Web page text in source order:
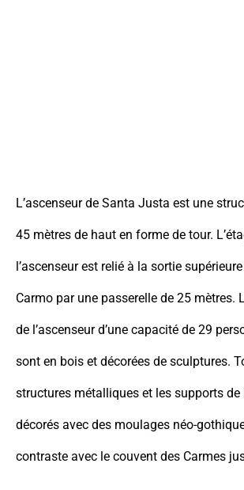
L’ascenseur de Santa Justa est une
45 mètres de haut en forme de tour.
l’ascenseur est relié à la sortie
Carmo par une passerelle de 25 mètres.
de l’ascenseur d’une capacité de 29
sont en bois et décorées de sculptures.
structures métalliques et les supports de
décorés avec des moulages néo-
contraste avec le couvent des Carmes